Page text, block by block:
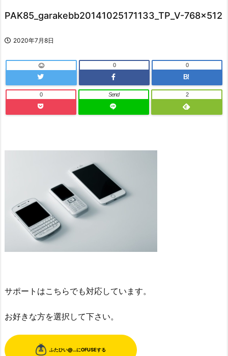
PAK85_garakebb20141025171133_TP_V-768×512
2020年7月8日
0
B!
0
0 Send 2
サポートはこちらでも対応しています。
お好きな方を選択して下さい。